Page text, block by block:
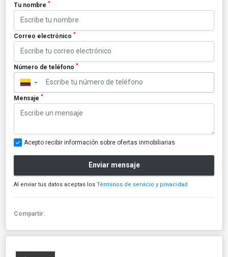
Tu nombre *
Correo electrónico *
Número de teléfono *
▼
Mensaje *
Acepto recibir información sobre ofertas inmobiliarias
Enviar mensaje
Al enviar tus datos aceptas los Términos de servicio y privacidad
Compartir: